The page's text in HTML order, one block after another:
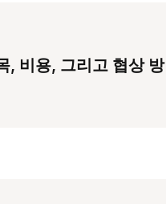
, 비용, 그리고 협상